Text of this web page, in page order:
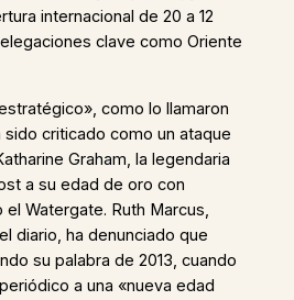
internacional de 20 a 12
clave como Oriente
como lo llamaron
criticado como un ataque
Graham, la legendaria
a su edad de oro con
Watergate. Ruth Marcus,
diario, ha denunciado que
su palabra de 2013, cuando
a una «nueva edad